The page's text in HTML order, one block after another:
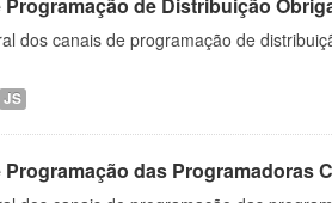
dos canais de programação de
JS
Programação das Programadoras